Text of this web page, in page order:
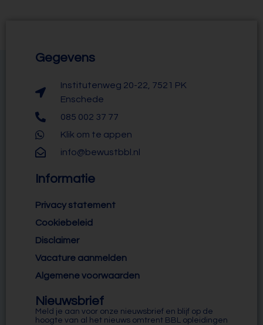
Gegevens
Institutenweg 20-22, 7521 PK
Enschede
085 002 37 77
Klik om te appen
info@bewustbbl.nl
Informatie
Privacy statement
Cookiebeleid
Disclaimer
Vacature aanmelden
Algemene voorwaarden
Nieuwsbrief
Meld je aan voor onze nieuwsbrief en blijf op de
hoogte van al het nieuws omtrent BBL opleidingen